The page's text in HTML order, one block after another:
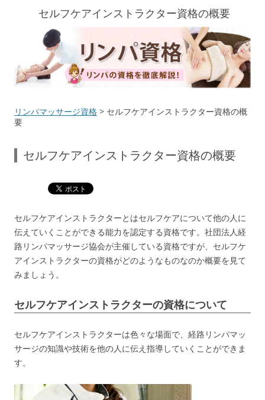
セルフケアインストラクター資格の概要
リンパマッサージ資格 > セルフケアインストラクター資格の概
要
セルフケアインストラクター資格の概要
セルフケアインストラクターとはセルフケアについて他の人に
伝えていくことができる能力を認定する資格です。社団法人経
路リンパマッサージ協会が主催している資格ですが、セルフケ
アインストラクターの資格がどのようなものなのか概要を見て
みましょう。
セルフケアインストラクターの資格について
セルフケアインストラクターは色々な場面で、経路リンパマッ
サージの知識や技術を他の人に伝え指導していくことができま
す。